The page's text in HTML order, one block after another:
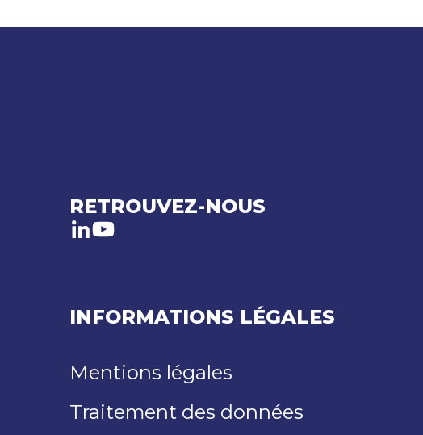
RETROUVEZ-NOUS
LinkedIn
Youtube
INFORMATIONS LÉGALES
Mentions légales
Traitement des données